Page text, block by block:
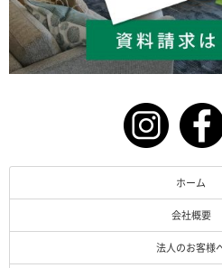
ホーム
会社概要
法人のお客様